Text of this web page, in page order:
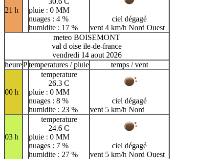
21 h
pluie : 0 MM
nuages : 4 %
humidite : 17 %
ciel dégagé
vent 4 km/h Nord Ouest
meteo BOISEMONT
val d oise ile-de-france
vendredi 14 aout 2026
heurePtemperatures / pluie temps / vent
00 h
temperature
26.3 C
pluie : 0 MM
nuages : 8 %
humidite : 23 %
ciel dégagé
vent 5 km/h Nord
03 h
temperature
24.6 C
pluie : 0 MM
nuages : 7 %
humidite : 27 %
ciel dégagé
vent 5 km/h Nord Ouest